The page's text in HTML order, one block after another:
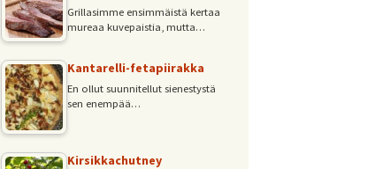
Grillasimme ensimmäistä kertaa
mureaa kuvepaistia, mutta…
Kantarelli-fetapiirakka
En ollut suunnitellut sienestystä
sen enempää…
Kirsikkachutney